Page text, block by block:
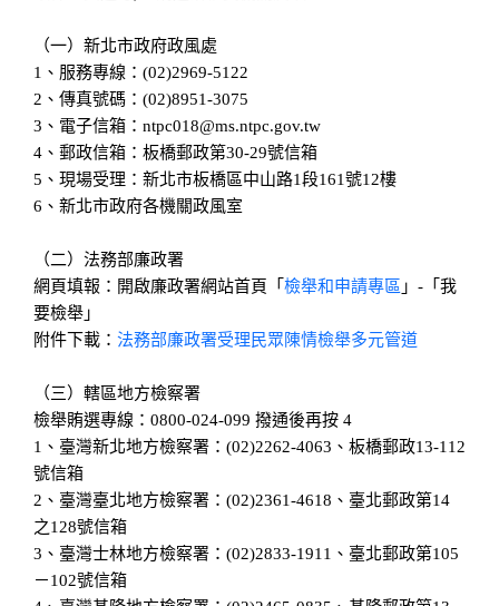
（一）新北市政府政風處
1、服務專線：(02)2969-5122
2、傳真號碼：(02)8951-3075
3、電子信箱：ntpc018@ms.ntpc.gov.tw
4、郵政信箱：板橋郵政第30-29號信箱
5、現場受理：新北市板橋區中山路1段161號12樓
6、新北市政府各機關政風室
（二）法務部廉政署
網頁填報：開啟廉政署網站首頁「 檢舉和申請專區 」-「我
要檢舉」
附件下載： 法務部廉政署受理民眾陳情檢舉多元管道
（三）轄區地方檢察署
檢舉賄選專線：0800-024-099 撥通後再按 4
1、臺灣新北地方檢察署：(02)2262-4063、板橋郵政13-112
號信箱
2、臺灣臺北地方檢察署：(02)2361-4618、臺北郵政第14
之128號信箱
3、臺灣士林地方檢察署：(02)2833-1911、臺北郵政第105
－102號信箱